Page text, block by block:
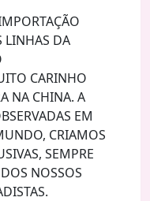
LINHAS DA
CARINHO
NA CHINA. A
EM
CRIAMOS
SEMPRE
NOSSOS